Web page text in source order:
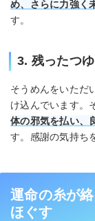
め、さらに力強く
す。
3. 残ったつ
そうめんをいただ
け込んでいます。
体の邪気を払い、
す。感謝の気持ち
運命の糸が
ほぐす